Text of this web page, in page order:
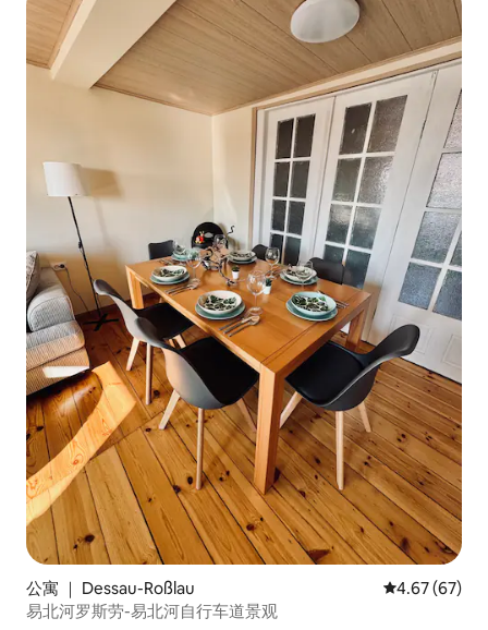
公寓 ｜ Dessau-Roßlau 平均评分
4.67 (67)
易北河罗斯劳-易北河自行车道景观